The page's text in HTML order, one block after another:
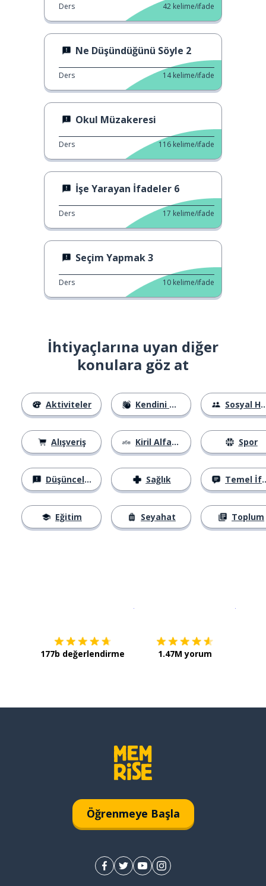
Ders 42 kelime/ifade
Ne Düşündüğünü Söyle 2
Ders 14 kelime/ifade
Okul Müzakeresi
Ders 116 kelime/ifade
İşe Yarayan İfadeler 6
Ders 17 kelime/ifade
Seçim Yapmak 3
Ders 10 kelime/ifade
İhtiyaçlarına uyan diğer
konulara göz at
Aktiviteler
Alışveriş
Düşünceler
Eğitim
Kendini Tanıtma
Kiril Alfabesi
Sağlık
Seyahat
Sosyal Hayat
Spor
Temel İfadeler
Toplum
177b değerlendirme 1.47M yorum
Öğrenmeye Başla